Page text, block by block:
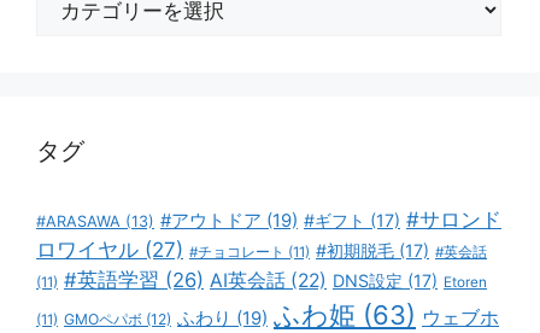
タグ
#ARASAWA (13) #アウトドア (19) #ギフト (17) #サロンド
ロワイヤル (27) #チョコレート (11) #初期脱毛 (17) #英会話
(11) #英語学習 (26) AI英会話 (22) DNS設定 (17) Etoren
(11) GMOペパボ (12) ふわり (19) ふわ姫 (63) ウェブホ